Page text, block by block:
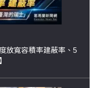
放寬容積率建蔽率、5